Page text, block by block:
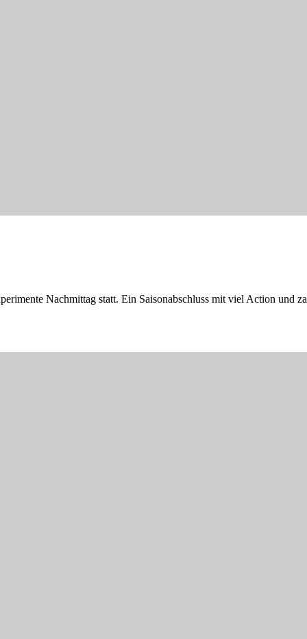
Nachmittag statt. Ein Saisonabschluss mit viel Action und